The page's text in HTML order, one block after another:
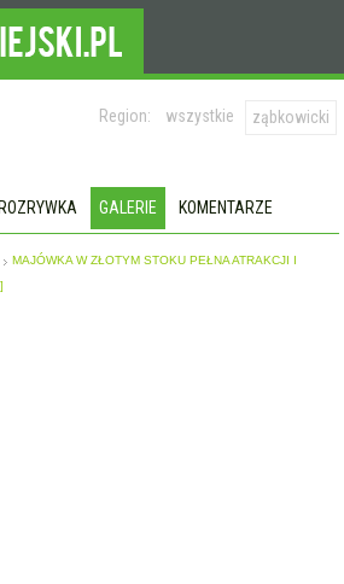
Region: wszystkie ząbkowicki
GALERIE KOMENTARZE
MAJÓWKA W ZŁOTYM STOKU PEŁNA ATRAKCJI I